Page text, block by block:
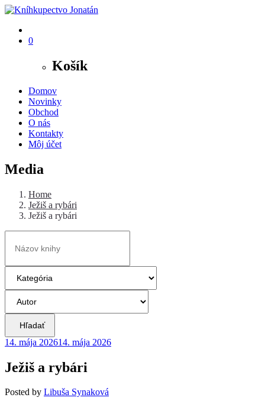
0
Košík
Domov
Novinky
Obchod
O nás
Kontakty
Môj účet
Media
Home
Ježiš a rybári
Ježiš a rybári
Hľadať
14. mája 202614. mája 2026
Ježiš a rybári
Posted by Libuša Synaková